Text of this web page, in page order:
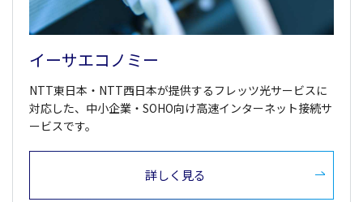
イーサエコノミー
NTT東日本・NTT西日本が提供するフレッツ光サービスに
対応した、中小企業・SOHO向け高速インターネット接続サ
ービスです。
詳しく見る